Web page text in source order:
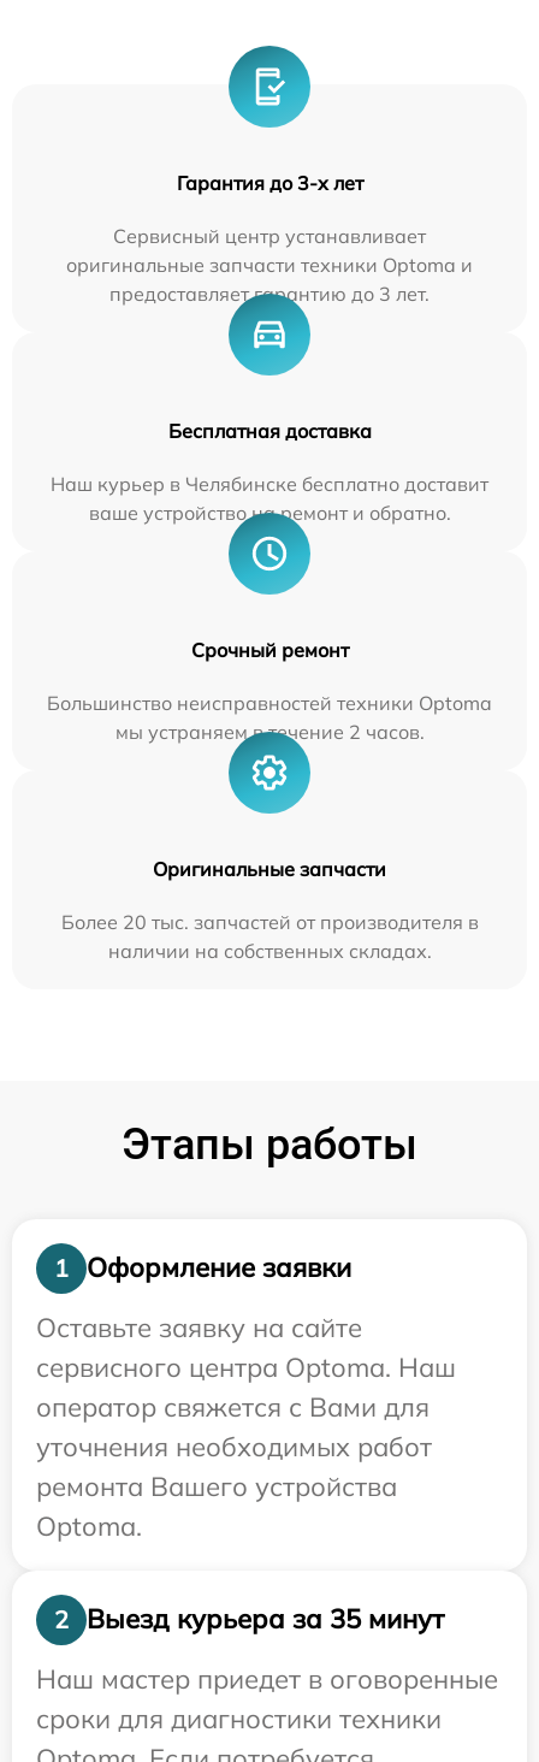
Гарантия до 3-х лет
Сервисный центр устанавливает
оригинальные запчасти техники Optoma и
предоставляет гарантию до 3 лет.
Бесплатная доставка
Наш курьер в Челябинске бесплатно доставит
ваше устройство на ремонт и обратно.
Срочный ремонт
Большинство неисправностей техники Optoma
мы устраняем в течение 2 часов.
Оригинальные запчасти
Более 20 тыс. запчастей от производителя в
наличии на собственных складах.
Этапы работы
1
Оформление заявки
Оставьте заявку на сайте
сервисного центра Optoma. Наш
оператор свяжется с Вами для
уточнения необходимых работ
ремонта Вашего устройства
Optoma.
2
Выезд курьера за 35 минут
Наш мастер приедет в оговоренные
сроки для диагностики техники